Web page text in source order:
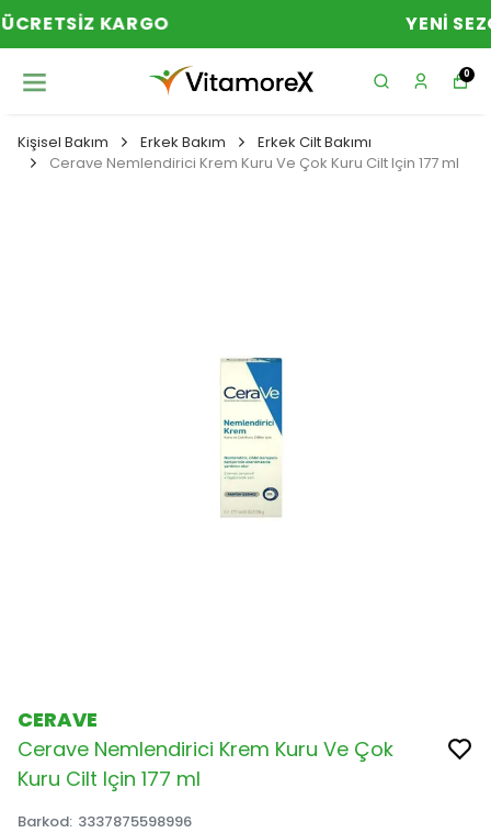
YENI SEZON ÜRÜNLER
0
Kişisel Bakım Erkek Bakım
Erkek Cilt Bakımı
Cerave Nemlendirici Krem Kuru Ve Çok Kuru Cilt Için 177 ml
CERAVE
Cerave Nemlendirici Krem Kuru Ve Çok
Kuru Cilt Için 177 ml
Barkod: 3337875598996